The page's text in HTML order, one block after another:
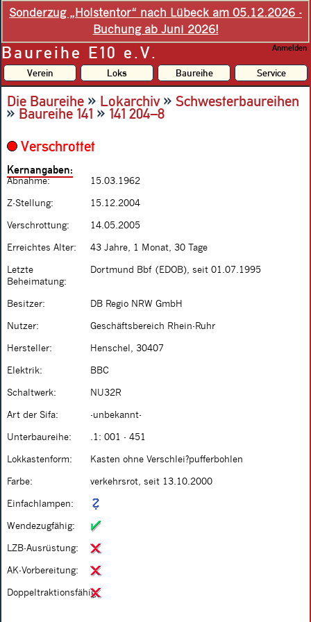
Sonderzug „Holstentor“ nach Lübeck am 05.12.2026 -
Buchung ab Juni 2026!
Baureihe E10 e.V. Anmelden
Verein Loks Baureihe Service
Die Baureihe » Lokarchiv» Schwesterbaureihen
»Baureihe 141 »141 204–8
Verschrottet
Kernangaben:
Abnahme: 15.03.1962
Z-Stellung: 15.12.2004
Verschrottung: 14.05.2005
Erreichtes Alter: 43 Jahre, 1 Monat, 30 Tage
Letzte
Beheimatung:
Dortmund Bbf (EDOB), seit 01.07.1995
Besitzer: DB Regio NRW GmbH
Nutzer: Geschäftsbereich Rhein-Ruhr
Hersteller: Henschel, 30407
Elektrik: BBC
Schaltwerk: NU32R
Art der Sifa: -unbekannt-
Unterbaureihe: .1: 001 - 451
Lokkastenform: Kasten ohne Verschlei?pufferbohlen
Farbe: verkehrsrot, seit 13.10.2000
Einfachlampen:
Wendezugfähig:
LZB-Ausrüstung:
AK-Vorbereitung:
Doppeltraktionsfähig: